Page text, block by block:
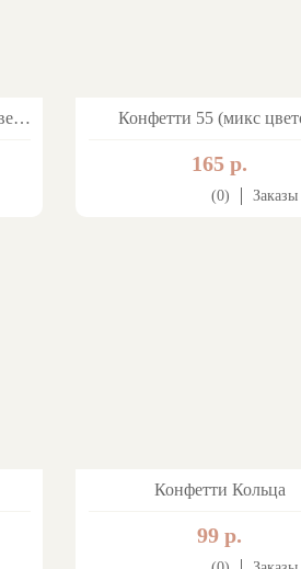
Свадебный замок "В любви и верности навек"… Конфетти 55 (микс
165 р.
(0)
Конфетти Кольца
99 р.